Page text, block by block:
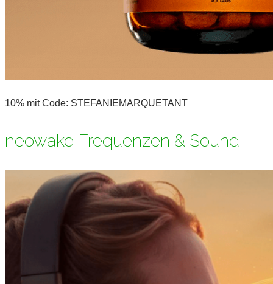
10% mit Code: STEFANIEMARQUETANT
neowake Frequenzen & Sound